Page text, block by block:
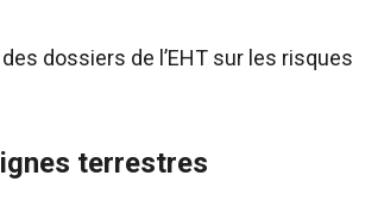
dossiers de l’EHT sur les risques
terrestres